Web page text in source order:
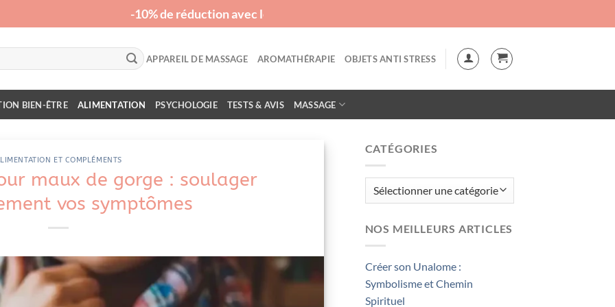
-10% de réduction avec le code "RELAX"
APPAREIL DE MASSAGE AROMATHÉRAPIE OBJETS ANTI STRESS
BIEN-ÊTRE ALIMENTATION PSYCHOLOGIE TESTS & AVIS MASSAGE
ET COMPLÉMENTS
maux de gorge : soulager
vos symptômes
CATÉGORIES
Catégories
NOS MEILLEURS ARTICLES
Créer son Unalome :
Symbolisme et Chemin
Spirituel